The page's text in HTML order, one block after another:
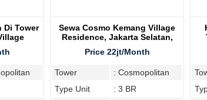
Di Tower
Sewa Cosmo Kemang Village
Residence, Jakarta Selatan,
Tipe 3BR, Furnish
Price 22jt/Month
Tower
: Cosmopolitan
Type Unit
: 3 BR